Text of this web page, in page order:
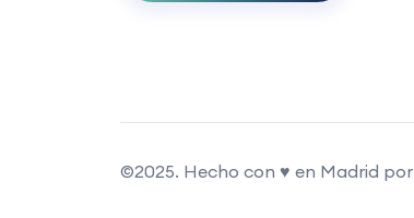
©2025. Hecho con ♥ en Madrid por